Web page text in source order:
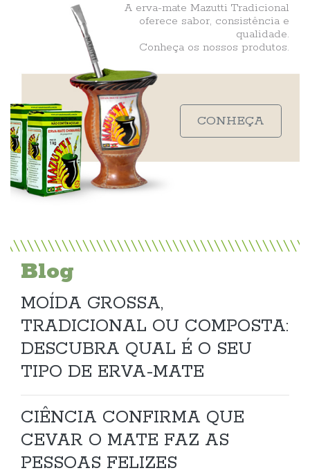
A erva-mate Mazutti Tradicional
oferece sabor, consistência e
qualidade.
Conheça os nossos produtos.
CONHEÇA
Blog
MOÍDA GROSSA,
TRADICIONAL OU COMPOSTA:
DESCUBRA QUAL É O SEU
TIPO DE ERVA-MATE
CIÊNCIA CONFIRMA QUE
CEVAR O MATE FAZ AS
PESSOAS FELIZES